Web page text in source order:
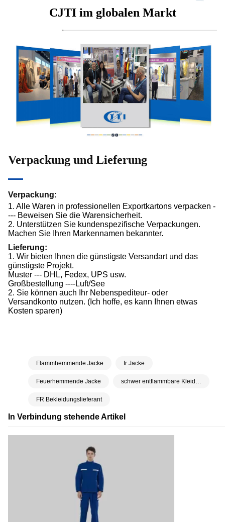
In Verbindung stehende Artikel
CJTI im globalen Markt
Verpackung und Lieferung
Verpackung:
1. Alle Waren in professionellen Exportkartons verpacken -
--- Beweisen Sie die Warensicherheit.
2. Unterstützen Sie kundenspezifische Verpackungen.
Machen Sie Ihren Markennamen bekannter.
Lieferung:
1. Wir bieten Ihnen die günstigste Versandart und das
günstigste Projekt.
Muster --- DHL, Fedex, UPS usw.
Großbestellung ----Luft/See
2. Sie können auch Ihr Nebenspediteur- oder
Versandkonto nutzen. (Ich hoffe, es kann Ihnen etwas
Kosten sparen)
Flammhemmende Jacke fr Jacke
Feuerhemmende Jacke
FR Bekleidungslieferant